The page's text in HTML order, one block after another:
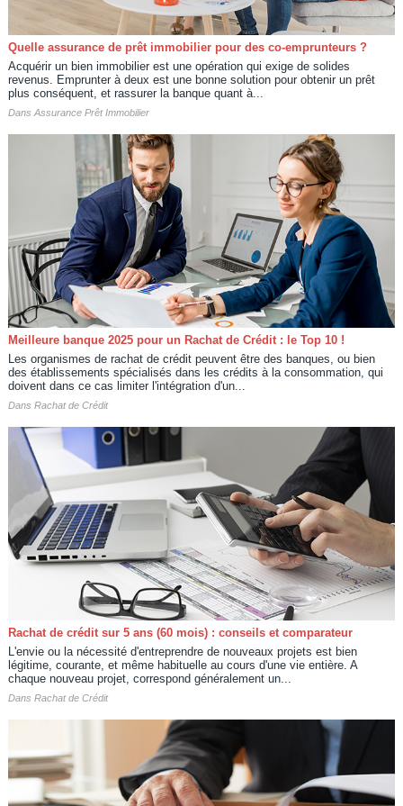
Quelle assurance de prêt immobilier pour des co-emprunteurs ?
Acquérir un bien immobilier est une opération qui exige de solides
revenus. Emprunter à deux est une bonne solution pour obtenir un prêt
plus conséquent, et rassurer la banque quant à...
Dans Assurance Prêt Immobilier
Meilleure banque 2025 pour un Rachat de Crédit : le Top 10 !
Les organismes de rachat de crédit peuvent être des banques, ou bien
des établissements spécialisés dans les crédits à la consommation, qui
doivent dans ce cas limiter l'intégration d'un...
Dans Rachat de Crédit
Rachat de crédit sur 5 ans (60 mois) : conseils et comparateur
L'envie ou la nécessité d'entreprendre de nouveaux projets est bien
légitime, courante, et même habituelle au cours d'une vie entière. A
chaque nouveau projet, correspond généralement un...
Dans Rachat de Crédit